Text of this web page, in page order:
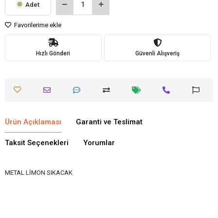
Adet
Favorilerime ekle
Hızlı Gönderi Güvenli Alışveriş
Ürün Açıklaması Garanti ve Teslimat
Taksit Seçenekleri Yorumlar
METAL LİMON SIKACAK